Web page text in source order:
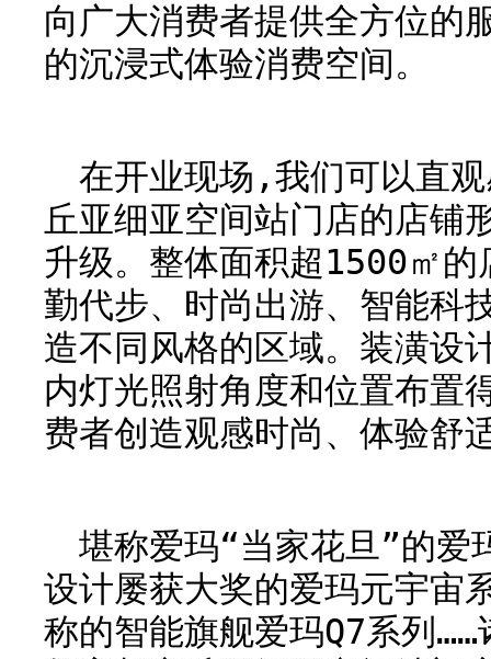
向广大消费者提供全方位的
的沉浸式体验消费空间。
在开业现场,我们可以直
丘亚细亚空间站门店的店铺
升级。整体面积超1500㎡
勤代步、时尚出游、智能科
造不同风格的区域。装潢设
内灯光照射角度和位置布置
费者创造观感时尚、体验舒
堪称爱玛“当家花旦”的爱
设计屡获大奖的爱玛元宇宙
称的智能旗舰爱玛Q7系列